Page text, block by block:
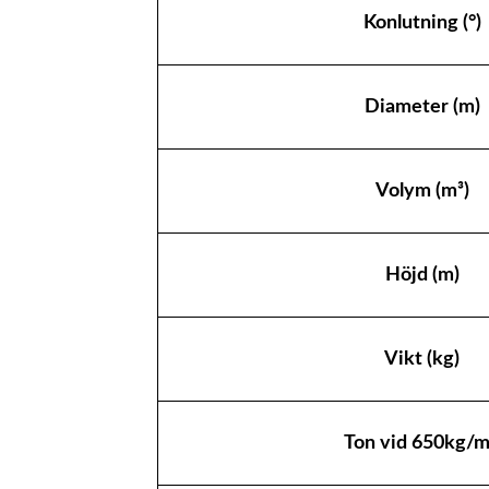
Konlutning (°)
Diameter (m)
Volym (m³)
Höjd (m)
Vikt (kg)
Ton vid 650kg/